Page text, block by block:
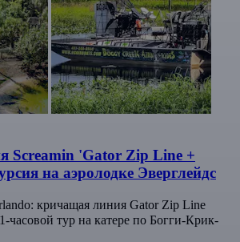
Screamin 'Gator Zip Line +
на аэролодке Эверглейдс
кричащая линия Gator Zip Line
часовой тур на катере по Богги-Крик-